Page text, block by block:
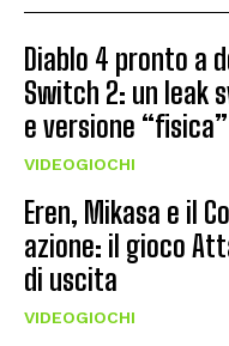
Diablo 4 pronto a
Switch 2: un leak
e versione “fisica”
VIDEOGIOCHI
Eren, Mikasa e il
azione: il gioco
di uscita
VIDEOGIOCHI